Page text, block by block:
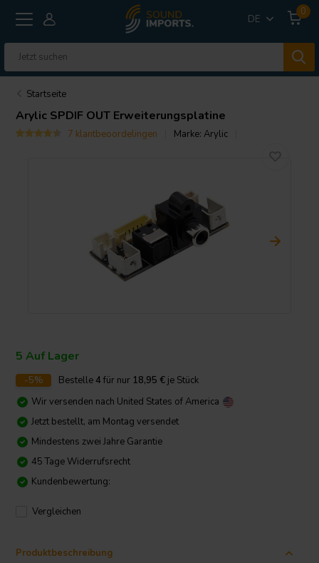
DE
0
Startseite
Arylic SPDIF OUT Erweiterungsplatine
7 klantbeoordelingen Marke:Arylic
5 Auf Lager
-5% Bestelle4 für nur 18,95 € je Stück
Wir versenden nach United States of America
Jetzt bestellt, am Montag versendet
Mindestens zwei Jahre Garantie
45 Tage Widerrufsrecht
Kundenbewertung:
Vergleichen
Produktbeschreibung